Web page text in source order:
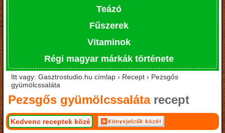
Teázó
Fűszerek
Vitaminok
Régi magyar márkák története
Itt vagy: Gasztrostudio.hu címlap › Recept › Pezsgős
gyümölcssaláta
Pezsgős gyümölcssalátarecept
Kedvenc receptek közé